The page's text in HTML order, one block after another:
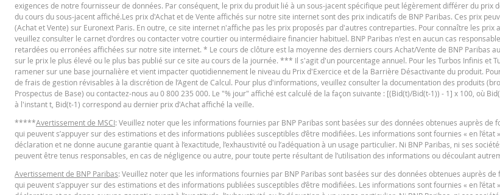
SITUATION
La Borne Basse a été atteinte pendant la vie du produit
Prix du produit
La Borne Basse n'a jamais été atteinte pendant la vie du produit
Prix du produit
BNP Paribas n’agit pas en tant que conseiller juridique ou fiscal, comptable ou conseiller en investissement et n’a aucune obligation de
basés sur des informations jugées fiables, leur exactitude ou leur exhaustivité n'est pas garantie. BNP Paribas n'offre aucune garantie en
dommage direct, indirect, spécial, accessoire, immatériel ou consécutif (y compris le manque à gagner) résultant de quelque manière que
Français (France) PDF
FINAL TERMS
Français (France) PDF
CONDITIONS DÉFINITIVES RÉSUMÉ
Français (France) PDF
exigences de notre fournisseur de données. Par conséquent, le prix du produit lié à un sous-jacent spécifique peut légèrement différer du prix
du cours du sous-jacent affiché.Les prix d'Achat et de Vente affichés sur notre site internet sont des prix indicatifs de BNP Paribas. Ces prix
(Achat et Vente) sur Euronext Paris. En outre, ce site internet n'affiche pas les prix proposés par d'autres contreparties. Pour connaître les prix
veuillez consulter le carnet d'ordres ou contacter votre courtier ou intermédiaire financier habituel. BNP Paribas n'est en aucun cas
retardées ou erronées affichées sur notre site internet. * Le cours de clôture est la moyenne des derniers cours Achat/Vente de BNP Paribas
sur le prix le plus élevé ou le plus bas publié sur ce site au cours de la journée. *** Il s'agit d'un pourcentage annuel. Pour les Turbos Infinis et
ramener sur une base journalière et vient impacter quotidiennement le niveau du Prix d'Exercice et de la Barrière Désactivante du produit.
de frais de gestion révisables à la discrétion de l’Agent de Calcul. Pour plus d'informations, veuillez consulter la documentation des produits
Prospectus de Base) ou contactez-nous au 0 800 235 000. Le "% jour" affiché est calculé de la façon suivante : [(Bid(t)/Bid(t-1)) - 1] x 100, où
à l'instant t, Bid(t-1) correspond au dernier prix d'Achat affiché la veille.
*****Avertissement de MSCI: Veuillez noter que les informations fournies par BNP Paribas sont basées sur des données obtenues auprès de
qui peuvent s’appuyer sur des estimations et des informations publiées susceptibles d’être modifiées. Les informations sont fournies « en l’état
déclaration et ne donne aucune garantie quant à l’exactitude, l’exhaustivité ou l’adéquation à un usage particulier. Ni BNP Paribas, ni ses
peuvent être tenus responsables, en cas de négligence ou autre, pour toute perte résultant de l’utilisation des informations ou découlant
Avertissement de BNP Paribas: Veuillez noter que les informations fournies par BNP Paribas sont basées sur des données obtenues auprès
qui peuvent s’appuyer sur des estimations et des informations publiées susceptibles d’être modifiées. Les informations sont fournies « en l’état